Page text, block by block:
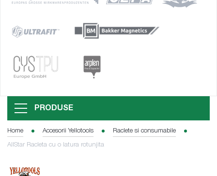
PRODUSE
Home Accesorii Yellotools Raclete si consumabile
AllStar Racleta cu o latura rotunjita